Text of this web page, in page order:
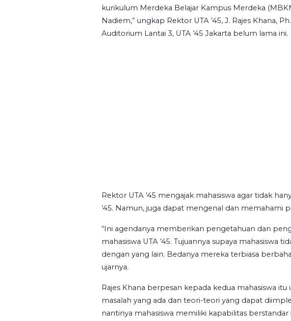
kurikulum Merdeka Belajar Kampus Merdeka
Nadiem,” ungkap Rektor UTA ’45, J. Rajes Khana,
Auditorium Lantai 3, UTA ’45 Jakarta belum lama ini.
Rektor UTA ’45 mengajak mahasiswa agar tidak
’45. Namun, juga dapat mengenal dan memahami
“Ini agendanya memberikan pengetahuan dan
mahasiswa UTA ’45. Tujuannya supaya mahasiswa
dengan yang lain. Bedanya mereka terbiasa
ujarnya.
Rajes Khana berpesan kepada kedua mahasiswa
masalah yang ada dan teori-teori yang dapat
nantinya mahasiswa memiliki kapabilitas berstandar